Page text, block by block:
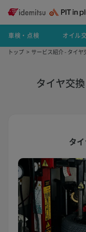
車検・点検 オイル
トップ サービス紹介 - タイ
タイヤ交
タ